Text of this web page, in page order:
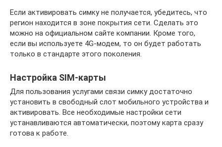
Если активировать симку не получается, убедитесь, что
регион находится в зоне покрытия сети. Сделать это
можно на официальном сайте компании. Кроме того,
если вы используете 4G-модем, то он будет работать
только в стандарте этого поколения.
Настройка SIM-карты
Для пользования услугами связи симку достаточно
установить в свободный слот мобильного устройства и
активировать. Все необходимые настройки сети
устанавливаются автоматически, поэтому карта сразу
готова к работе.